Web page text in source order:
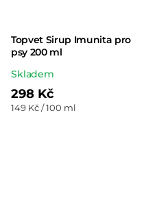
Topvet Sirup Imunita pro
psy 200 ml
Průměrné
hodnocení
produktu
Skladem
298 Kč
Měrná
149 Kč / 100 ml